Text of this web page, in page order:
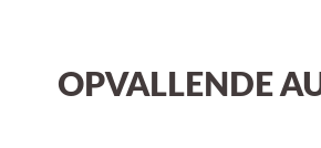
OPVALLENDE